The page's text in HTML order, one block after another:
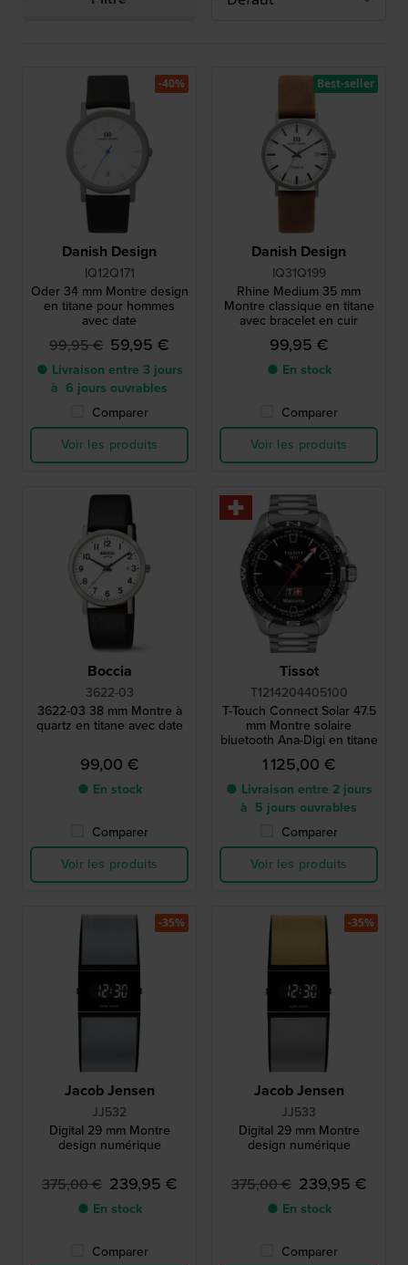
Danish Design
IQ12Q171
Oder 34 mm Montre design
en titane pour hommes
avec date
99,95 € 59,95 €
● Livraison entre 3 jours
à 6 jours ouvrables
Comparer
Voir les produits
-40%
Danish Design
IQ31Q199
Rhine Medium 35 mm
Montre classique en titane
avec bracelet en cuir
99,95 €
● En stock
Comparer
Voir les produits
Best-seller
Boccia
3622-03
3622-03 38 mm Montre à
quartz en titane avec date
99,00 €
● En stock
Comparer
Voir les produits
Tissot
T1214204405100
T-Touch Connect Solar 47.5
mm Montre solaire
bluetooth Ana-Digi en titane
1 125,00 €
● Livraison entre 2 jours
à 5 jours ouvrables
Comparer
Voir les produits
Jacob Jensen
JJ532
Digital 29 mm Montre
design numérique
375,00 € 239,95 €
● En stock
Comparer
-35%
Jacob Jensen
JJ533
Digital 29 mm Montre
design numérique
375,00 € 239,95 €
● En stock
Comparer
-35%